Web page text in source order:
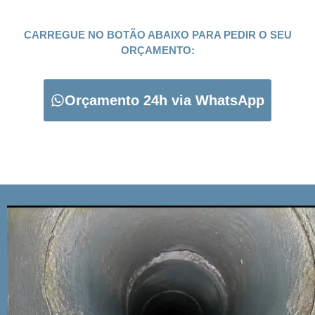
CARREGUE NO BOTÃO ABAIXO PARA PEDIR O SEU
ORÇAMENTO:
Orçamento 24h via WhatsApp